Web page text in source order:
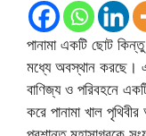
পানামা একটি ছোট
মধ্যে অবস্থান করছে।
বাণিজ্য ও পরিবহনে
করে পানামা খাল